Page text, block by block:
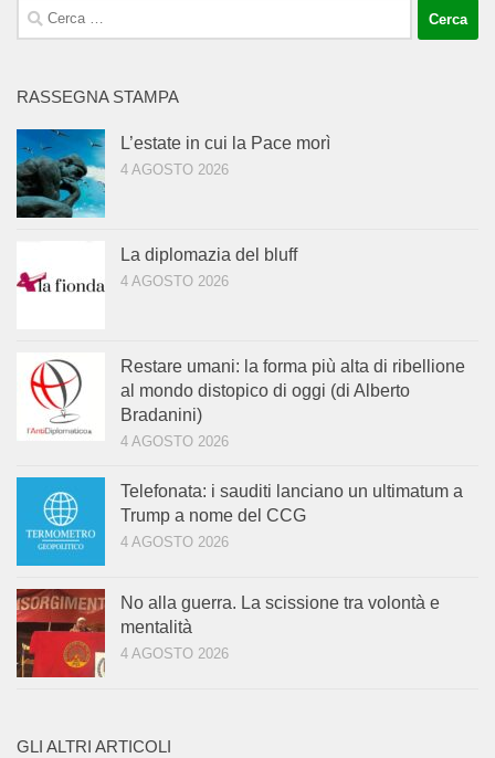
Ricerca
per:
RASSEGNA STAMPA
L’estate in cui la Pace morì
4 AGOSTO 2026
La diplomazia del bluff
4 AGOSTO 2026
Restare umani: la forma più alta di ribellione
al mondo distopico di oggi (di Alberto
Bradanini)
4 AGOSTO 2026
Telefonata: i sauditi lanciano un ultimatum a
Trump a nome del CCG
4 AGOSTO 2026
No alla guerra. La scissione tra volontà e
mentalità
4 AGOSTO 2026
GLI ALTRI ARTICOLI